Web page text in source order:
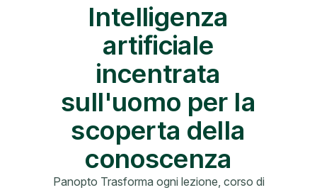
Intelligenza
artificiale
incentrata
sull'uomo per la
scoperta della
conoscenza
Panopto Trasforma ogni lezione, corso di